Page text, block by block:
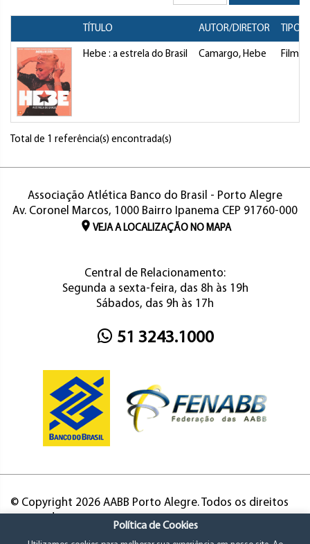
TÍTULO AUTOR/DIRETOR TIPO
Hebe : a estrela do Brasil Camargo, Hebe Filme
Total de 1 referência(s) encontrada(s)
Associação Atlética Banco do Brasil - Porto Alegre
Av. Coronel Marcos, 1000 Bairro Ipanema CEP 91760-000
VEJA A LOCALIZAÇÃO NO MAPA
Central de Relacionamento:
Segunda a sexta-feira, das 8h às 19h
Sábados, das 9h às 17h
51 3243.1000
© Copyright 2026 AABB Porto Alegre. Todos os direitos
Política de Cookies